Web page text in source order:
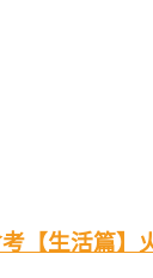
【生活篇】